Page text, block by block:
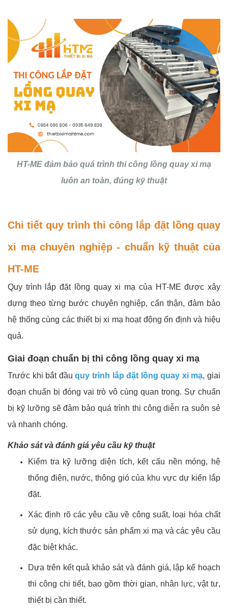
HT-ME đảm bảo quá trình thi công lồng quay xi mạ
luôn an toàn, đúng kỹ thuật
Chi tiết quy trình thi công lắp đặt lồng quay
xi mạ chuyên nghiệp - chuẩn kỹ thuật của
HT-ME
Quy trình lắp đặt lồng quay xi mạ của HT-ME được xây
dựng theo từng bước chuyên nghiệp, cẩn thận, đảm bảo
hệ thống cùng các thiết bị xi mạ hoạt động ổn định và hiệu
quả.
Giai đoạn chuẩn bị thi công lồng quay xi mạ
Trước khi bắt đầuquy trình lắp đặt lồng quay xi mạ, giai
đoạn chuẩn bị đóng vai trò vô cùng quan trọng. Sự chuẩn
bị kỹ lưỡng sẽ đảm bảo quá trình thi công diễn ra suôn sẻ
và nhanh chóng.
Khảo sát và đánh giá yêu cầu kỹ thuật
Kiểm tra kỹ lưỡng diện tích, kết cấu nền móng, hệ
thống điện, nước, thông gió của khu vực dự kiến lắp
đặt.
Xác định rõ các yêu cầu về công suất, loại hóa chất
sử dụng, kích thước sản phẩm xi mạ và các yêu cầu
đặc biệt khác.
Dựa trên kết quả khảo sát và đánh giá, lập kế hoạch
thi công chi tiết, bao gồm thời gian, nhân lực, vật tư,
thiết bị cần thiết.